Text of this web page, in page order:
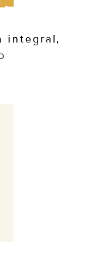
integral,